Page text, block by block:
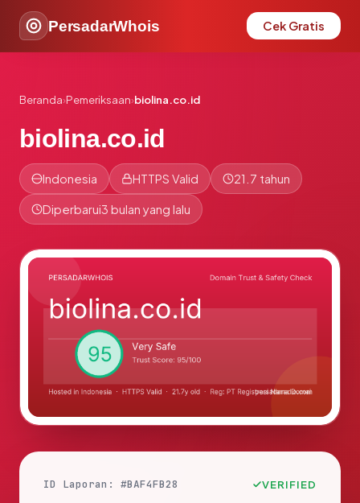
PersadarWhois Cek Gratis
Beranda›Pemeriksaan›biolina.co.id
biolina.co.id
Indonesia HTTPS Valid 21.7 tahun
Diperbarui3 bulan yang lalu
ID Laporan: #BAF4FB28 VERIFIED